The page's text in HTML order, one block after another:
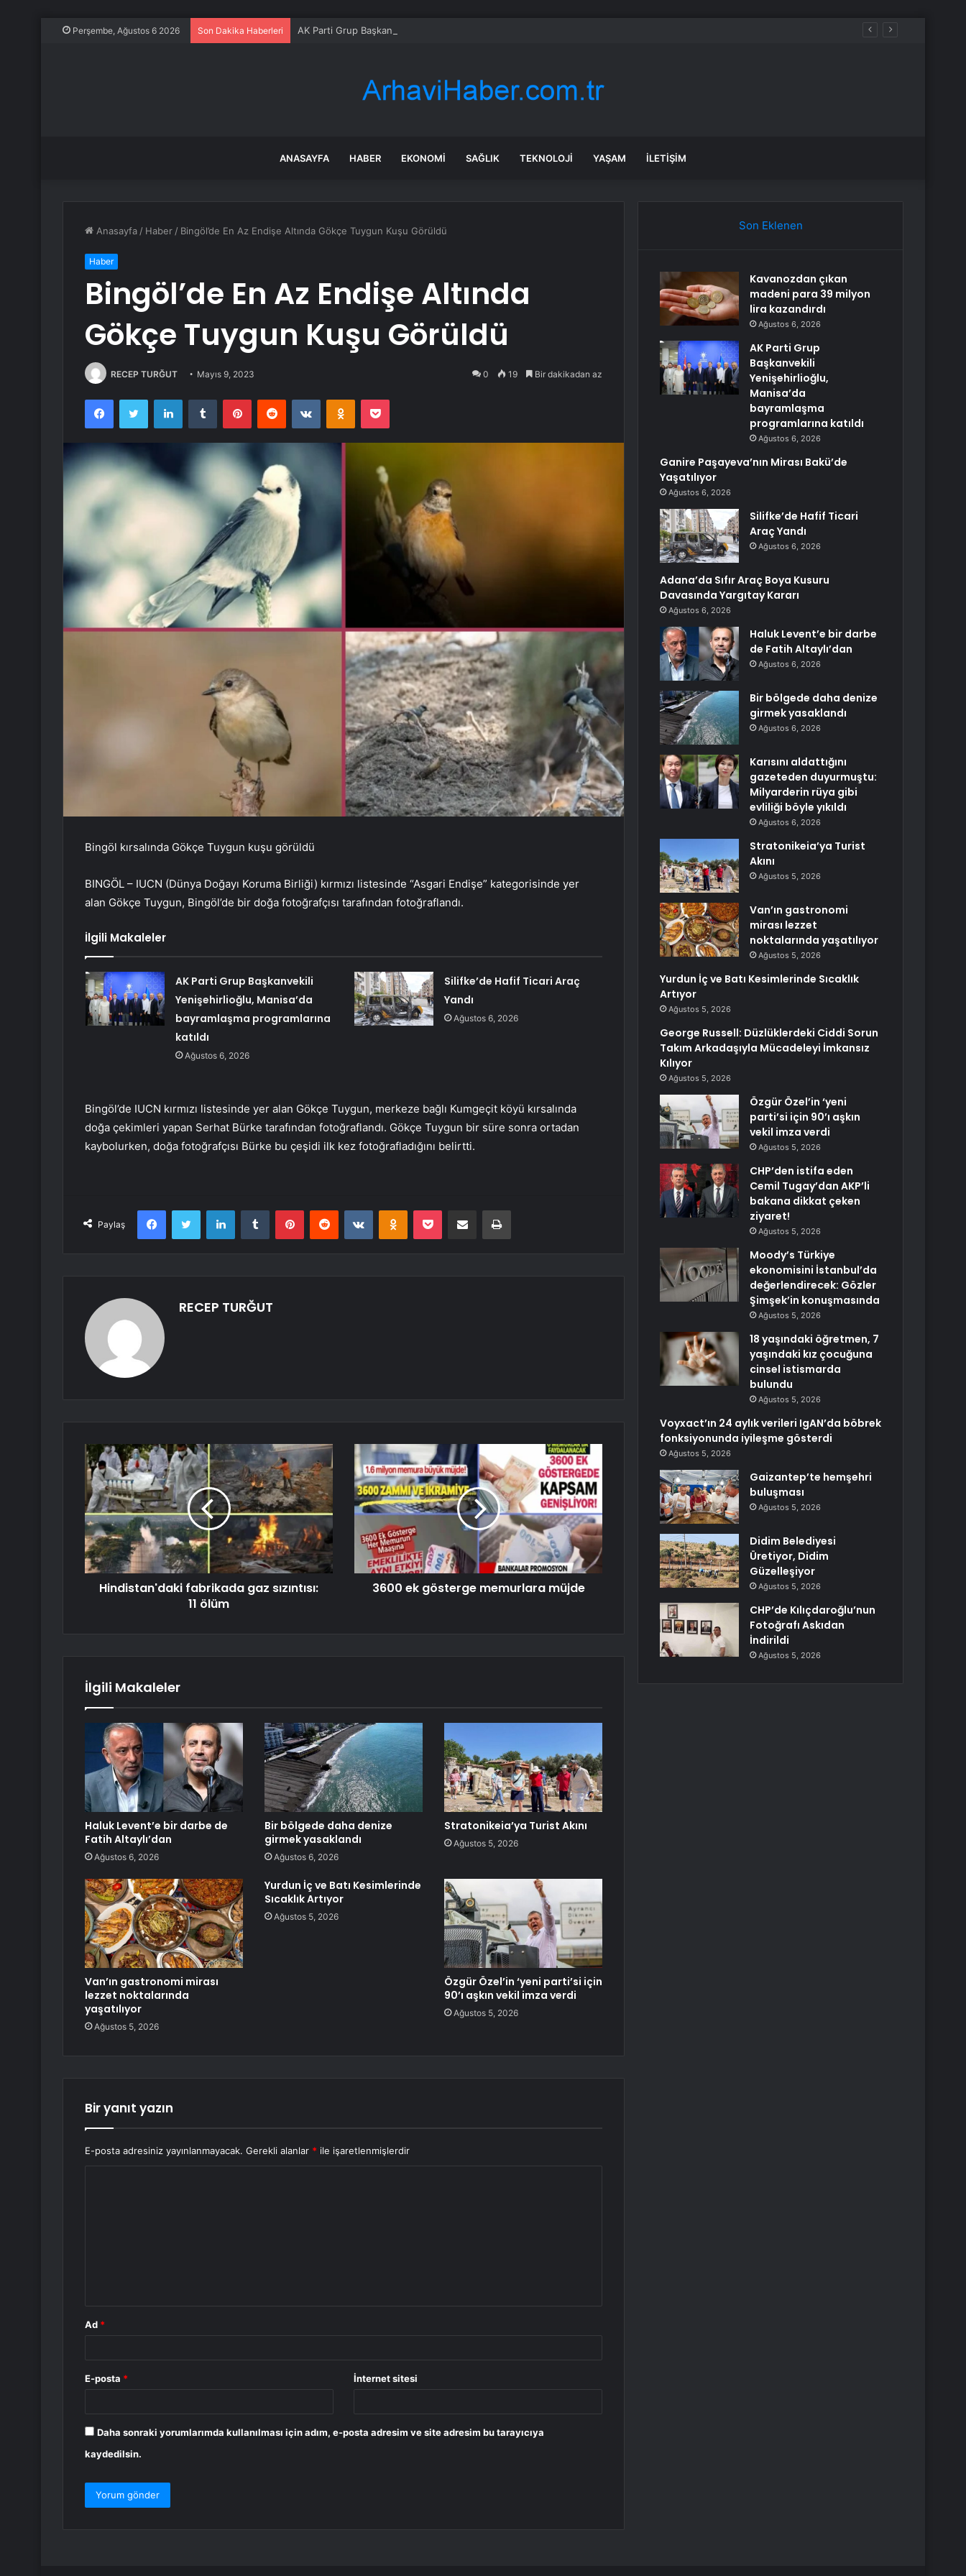
Perşembe, Ağustos 6 2026 Son Dakika Haberleri AK Parti Grup Başkanvekili Yenişehirlioğlu, Manisa’da bayramlaşma programlarına katıldı
ANASAYFA HABER EKONOMI SAĞLIK TEKNOLOJI YAŞAM İLETIŞIM
Anasayfa / Haber / Bingöl’de En Az Endişe Altında Gökçe Tuygun Kuşu Görüldü
Haber
Bingöl’de En Az Endişe Altında
Gökçe Tuygun Kuşu Görüldü
RECEP TURĞUT Mayıs 9, 2023 0 19 Bir dakikadan az
FacebookTwitter LinkedInTumblr PinterestReddit VKontakteOdnoklassniki
Pocket
Bingöl kırsalında Gökçe Tuygun kuşu görüldü
BINGÖL – IUCN (Dünya Doğayı Koruma Birliği) kırmızı listesinde “Asgari Endişe” kategorisinde yer
alan Gökçe Tuygun, Bingöl’de bir doğa fotoğrafçısı tarafından fotoğraflandı.
İlgili Makaleler
AK Parti Grup Başkanvekili
Yenişehirlioğlu, Manisa’da
bayramlaşma programlarına
katıldı
Ağustos 6, 2026
Silifke’de Hafif Ticari Araç
Yandı
Ağustos 6, 2026
Bingöl’de IUCN kırmızı listesinde yer alan Gökçe Tuygun, merkeze bağlı Kumgeçit köyü kırsalında
doğa çekimleri yapan Serhat Bürke tarafından fotoğraflandı. Gökçe Tuygun bir süre sonra ortadan
kaybolurken, doğa fotoğrafçısı Bürke bu çeşidi ilk kez fotoğrafladığını belirtti.
Paylaş
FacebookTwitter LinkedInTumblr PinterestReddit VKontakteOdnoklassniki
Pocket E-Posta ile paylaş Yazdır
RECEP TURĞUT
Hindistan'daki fabrikada gaz sızıntısı:
11 ölüm
3600 ek gösterge memurlara müjde
İlgili Makaleler
Haluk Levent’e bir darbe de
Fatih Altaylı’dan
Ağustos 6, 2026
Bir bölgede daha denize
girmek yasaklandı
Ağustos 6, 2026
Stratonikeia’ya Turist Akını
Ağustos 5, 2026
Van’ın gastronomi mirası
lezzet noktalarında
yaşatılıyor
Ağustos 5, 2026
Yurdun İç ve Batı Kesimlerinde
Sıcaklık Artıyor
Ağustos 5, 2026
Özgür Özel’in ‘yeni parti’si için
90’ı aşkın vekil imza verdi
Ağustos 5, 2026
Bir yanıt yazın
E-posta adresiniz yayınlanmayacak. Gerekli alanlar * ile işaretlenmişlerdir
Ad *
E-posta * İnternet sitesi
Daha sonraki yorumlarımda kullanılması için adım, e-posta adresim ve site adresim bu tarayıcıya
kaydedilsin.
Son Eklenen
Kavanozdan çıkan
madeni para 39 milyon
lira kazandırdı
Ağustos 6, 2026
AK Parti Grup
Başkanvekili
Yenişehirlioğlu,
Manisa’da
bayramlaşma
programlarına katıldı
Ağustos 6, 2026
Ganire Paşayeva’nın Mirası Bakü’de
Yaşatılıyor
Ağustos 6, 2026
Silifke’de Hafif Ticari
Araç Yandı
Ağustos 6, 2026
Adana’da Sıfır Araç Boya Kusuru
Davasında Yargıtay Kararı
Ağustos 6, 2026
Haluk Levent’e bir darbe
de Fatih Altaylı’dan
Ağustos 6, 2026
Bir bölgede daha denize
girmek yasaklandı
Ağustos 6, 2026
Karısını aldattığını
gazeteden duyurmuştu:
Milyarderin rüya gibi
evliliği böyle yıkıldı
Ağustos 6, 2026
Stratonikeia’ya Turist
Akını
Ağustos 5, 2026
Van’ın gastronomi
mirası lezzet
noktalarında yaşatılıyor
Ağustos 5, 2026
Yurdun İç ve Batı Kesimlerinde Sıcaklık
Artıyor
Ağustos 5, 2026
George Russell: Düzlüklerdeki Ciddi Sorun
Takım Arkadaşıyla Mücadeleyi İmkansız
Kılıyor
Ağustos 5, 2026
Özgür Özel’in ‘yeni
parti’si için 90’ı aşkın
vekil imza verdi
Ağustos 5, 2026
CHP’den istifa eden
Cemil Tugay’dan AKP’li
bakana dikkat çeken
ziyaret!
Ağustos 5, 2026
Moody’s Türkiye
ekonomisini İstanbul’da
değerlendirecek: Gözler
Şimşek’in konuşmasında
Ağustos 5, 2026
18 yaşındaki öğretmen, 7
yaşındaki kız çocuğuna
cinsel istismarda
bulundu
Ağustos 5, 2026
Voyxact’ın 24 aylık verileri IgAN’da böbrek
fonksiyonunda iyileşme gösterdi
Ağustos 5, 2026
Gaizantep’te hemşehri
buluşması
Ağustos 5, 2026
Didim Belediyesi
Üretiyor, Didim
Güzelleşiyor
Ağustos 5, 2026
CHP’de Kılıçdaroğlu’nun
Fotoğrafı Askıdan
İndirildi
Ağustos 5, 2026